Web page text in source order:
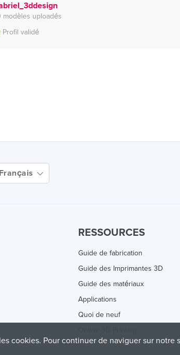
modèles uploadés
Profil validé
Français
RESSOURCES
Guide de fabrication
Guide des Imprimantes 3D
Guide des matériaux
Applications
Quoi de neuf
cookies. Pour continuer de naviguer sur notre